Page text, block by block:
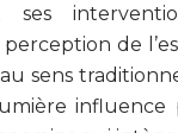
ses
de
sens
influence